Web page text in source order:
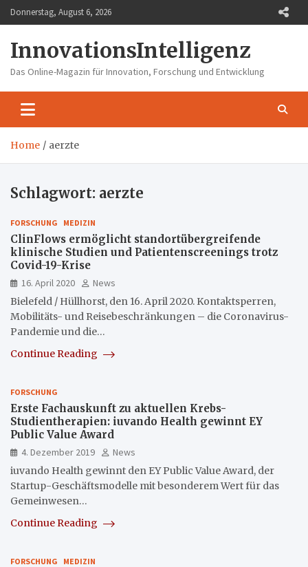
Skip
to
Donnerstag, August 6, 2026
InnovationsIntelligenz
Das Online-Magazin für Innovation, Forschung und Entwicklung
Home aerzte
Schlagwort: aerzte
FORSCHUNG MEDIZIN
ClinFlows ermöglicht standortübergreifende
klinische Studien und Patientenscreenings trotz
Covid-19-Krise
16. April 2020
News
Bielefeld / Hüllhorst, den 16. April 2020. Kontaktsperren,
Mobilitäts- und Reisebeschränkungen – die Coronavirus-
Pandemie und die…
Continue Reading
FORSCHUNG
Erste Fachauskunft zu aktuellen Krebs-
Studientherapien: iuvando Health gewinnt EY
Public Value Award
4. Dezember 2019
News
iuvando Health gewinnt den EY Public Value Award, der
Startup-Geschäftsmodelle mit besonderem Wert für das
Gemeinwesen…
Continue Reading
FORSCHUNG MEDIZIN